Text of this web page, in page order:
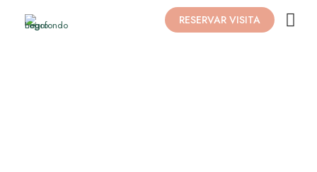
RESERVAR VISITA